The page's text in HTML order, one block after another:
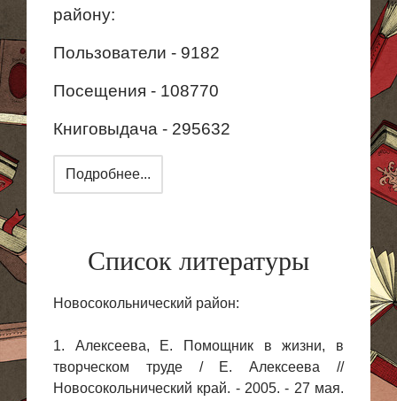
району:
Пользователи - 9182
Посещения - 108770
Книговыдача - 295632
Подробнее...
Список литературы
Новосокольнический район:
1. Алексеева, Е. Помощник в жизни, в
творческом труде / Е. Алексеева //
Новосокольнический край. - 2005. - 27 мая.